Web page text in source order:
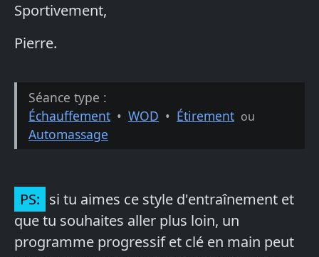
Sportivement,
Pierre.
Séance type :
Échauffement • WOD • Étirement ou
Automassage
PS: si tu aimes ce style d'entraînement et
que tu souhaites aller plus loin, un
programme progressif et clé en main peut